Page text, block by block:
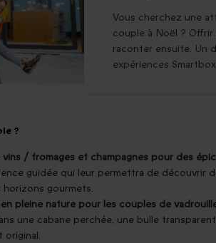
Vous cherchez une
couple à Noël ? Offrir
raconter ensuite. Un
expériences
?
/ fromages et champagnes pour des
guidée qui leur permettra de découvrir
horizons gourmets.
pleine nature pour les couples de
une cabane perchée, une bulle
original.